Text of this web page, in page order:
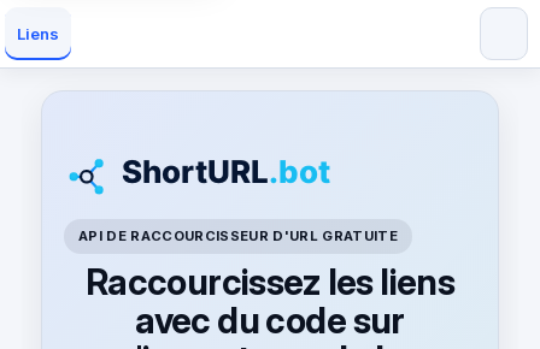
Liens
API DE RACCOURCISSEUR D'URL GRATUITE
Raccourcissez les liens
avec du code sur